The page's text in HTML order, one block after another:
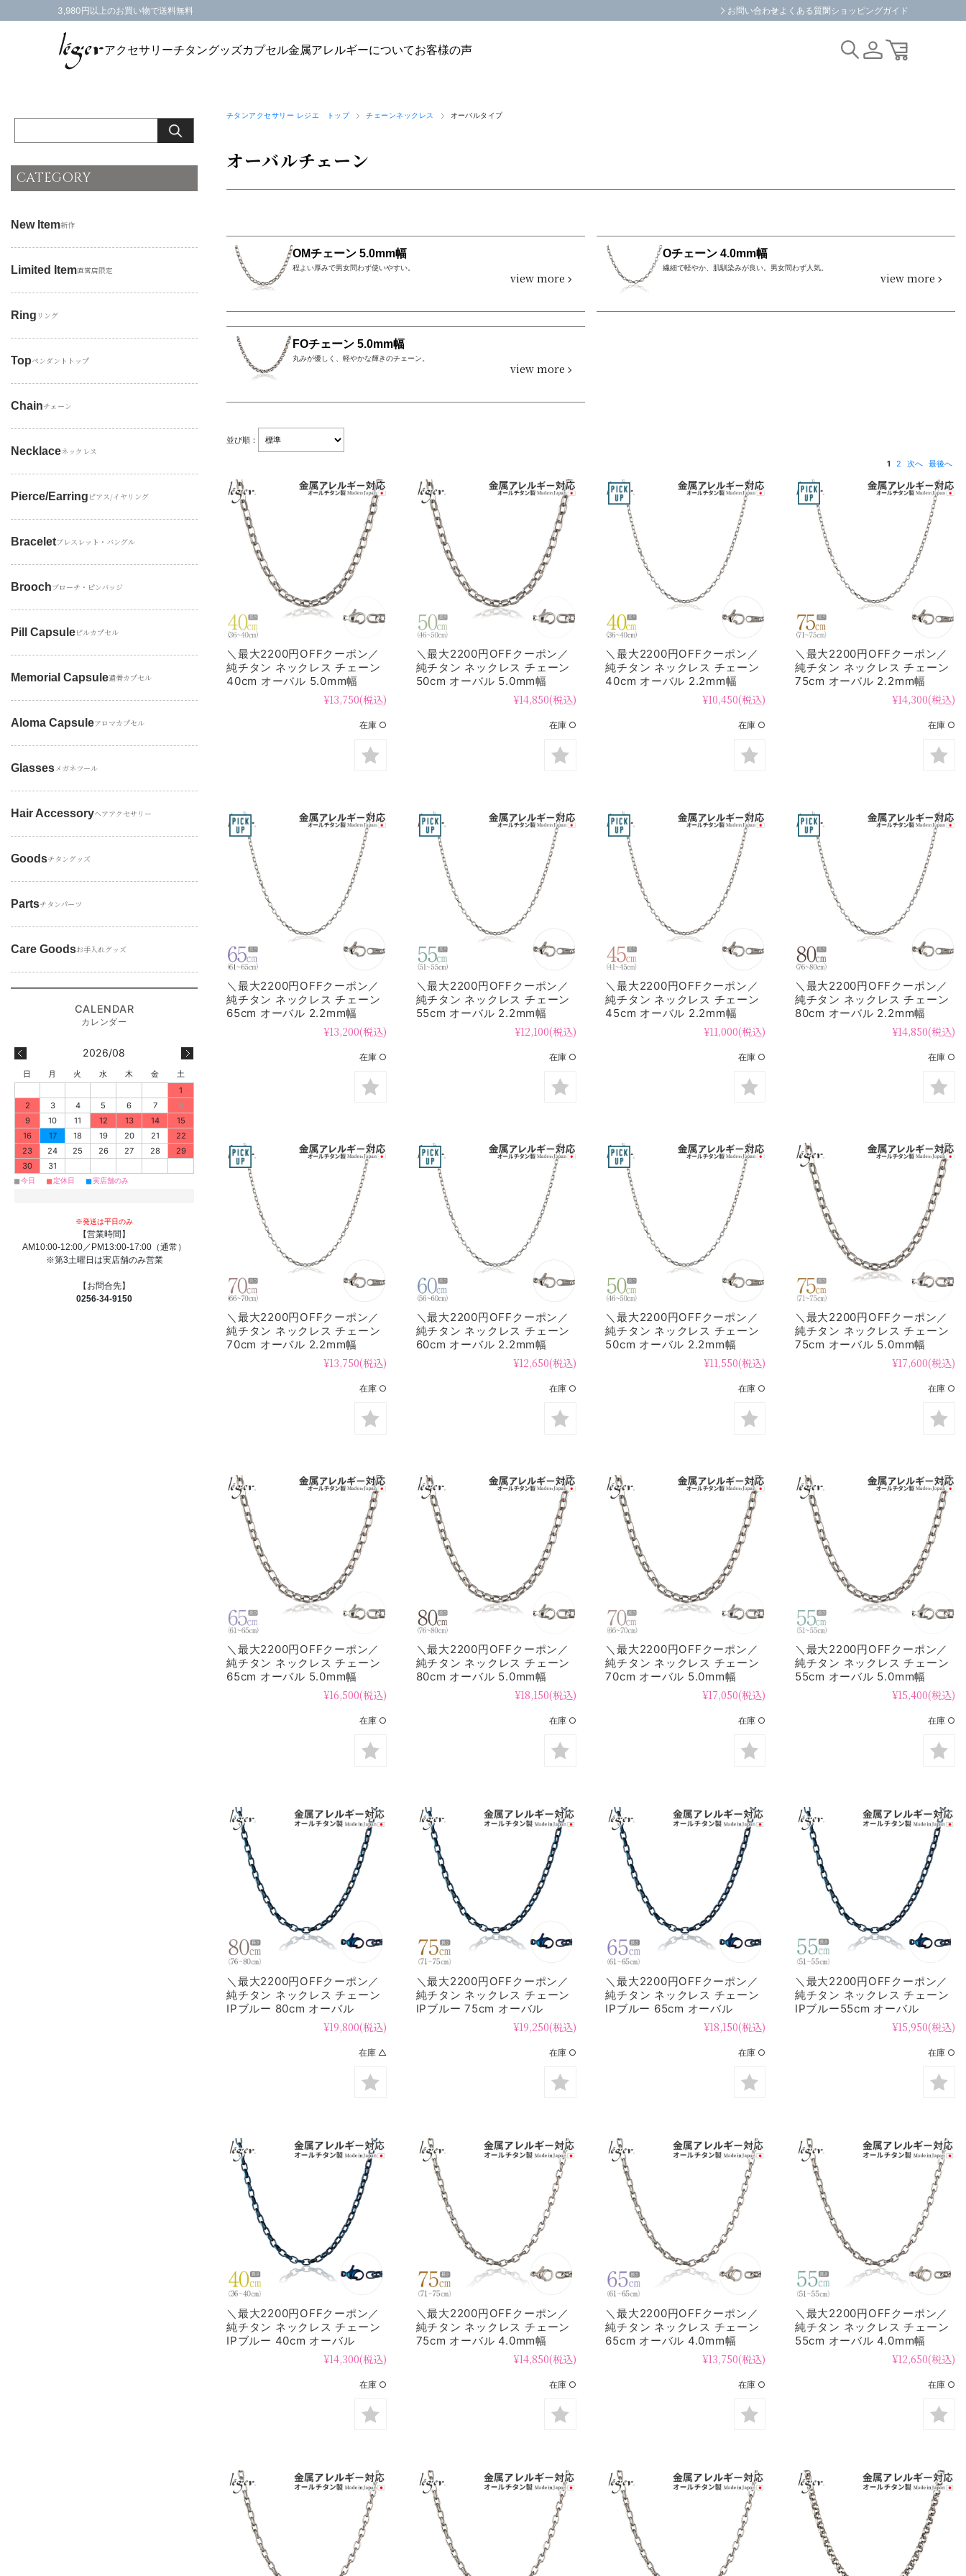
3,980円以上のお買い物で送料無料 お問い合わせ よくある質問ショッピングガイド
アクセサリーチタングッズカプセル金属アレルギーについてお客様の声
チタンアクセサリー レジエ トップ チェーンネックレス オーバルタイプ
オーバルチェーン
OMチェーン 5.0mm幅
程よい厚みで男女問わず使いやすい。
view more
Oチェーン 4.0mm幅
繊細で軽やか、肌馴染みが良い。男女問わず人気。
view more
FOチェーン 5.0mm幅
丸みが優しく、軽やかな輝きのチェーン。
view more
並び順：
1 2 次へ 最後へ
＼最大2200円OFFクーポン／
純チタン ネックレス チェーン
40cm オーバル 5.0mm幅
¥13,750(税込)
在庫 ○
＼最大2200円OFFクーポン／
純チタン ネックレス チェーン
50cm オーバル 5.0mm幅
¥14,850(税込)
在庫 ○
＼最大2200円OFFクーポン／
純チタン ネックレス チェーン
40cm オーバル 2.2mm幅
¥10,450(税込)
在庫 ○
＼最大2200円OFFクーポン／
純チタン ネックレス チェーン
75cm オーバル 2.2mm幅
¥14,300(税込)
在庫 ○
＼最大2200円OFFクーポン／
純チタン ネックレス チェーン
65cm オーバル 2.2mm幅
¥13,200(税込)
在庫 ○
＼最大2200円OFFクーポン／
純チタン ネックレス チェーン
55cm オーバル 2.2mm幅
¥12,100(税込)
在庫 ○
＼最大2200円OFFクーポン／
純チタン ネックレス チェーン
45cm オーバル 2.2mm幅
¥11,000(税込)
在庫 ○
＼最大2200円OFFクーポン／
純チタン ネックレス チェーン
80cm オーバル 2.2mm幅
¥14,850(税込)
在庫 ○
＼最大2200円OFFクーポン／
純チタン ネックレス チェーン
70cm オーバル 2.2mm幅
¥13,750(税込)
在庫 ○
＼最大2200円OFFクーポン／
純チタン ネックレス チェーン
60cm オーバル 2.2mm幅
¥12,650(税込)
在庫 ○
＼最大2200円OFFクーポン／
純チタン ネックレス チェーン
50cm オーバル 2.2mm幅
¥11,550(税込)
在庫 ○
＼最大2200円OFFクーポン／
純チタン ネックレス チェーン
75cm オーバル 5.0mm幅
¥17,600(税込)
在庫 ○
＼最大2200円OFFクーポン／
純チタン ネックレス チェーン
65cm オーバル 5.0mm幅
¥16,500(税込)
在庫 ○
＼最大2200円OFFクーポン／
純チタン ネックレス チェーン
80cm オーバル 5.0mm幅
¥18,150(税込)
在庫 ○
＼最大2200円OFFクーポン／
純チタン ネックレス チェーン
70cm オーバル 5.0mm幅
¥17,050(税込)
在庫 ○
＼最大2200円OFFクーポン／
純チタン ネックレス チェーン
55cm オーバル 5.0mm幅
¥15,400(税込)
在庫 ○
＼最大2200円OFFクーポン／
純チタン ネックレス チェーン
IPブルー 80cm オーバル
¥19,800(税込)
在庫 △
＼最大2200円OFFクーポン／
純チタン ネックレス チェーン
IPブルー 75cm オーバル
¥19,250(税込)
在庫 ○
＼最大2200円OFFクーポン／
純チタン ネックレス チェーン
IPブルー 65cm オーバル
¥18,150(税込)
在庫 ○
＼最大2200円OFFクーポン／
純チタン ネックレス チェーン
IPブルー55cm オーバル
¥15,950(税込)
在庫 ○
＼最大2200円OFFクーポン／
純チタン ネックレス チェーン
IPブルー 40cm オーバル
¥14,300(税込)
在庫 ○
＼最大2200円OFFクーポン／
純チタン ネックレス チェーン
75cm オーバル 4.0mm幅
¥14,850(税込)
在庫 ○
＼最大2200円OFFクーポン／
純チタン ネックレス チェーン
65cm オーバル 4.0mm幅
¥13,750(税込)
在庫 ○
＼最大2200円OFFクーポン／
純チタン ネックレス チェーン
55cm オーバル 4.0mm幅
¥12,650(税込)
在庫 ○
CATEGORY
New Item新作
Limited Item直営店限定
Ring リング
Topペンダントトップ
Chainチェーン
Necklaceネックレス
Pierce/earring ピアス/イヤリング
Braceletブレスレット・バングル
Broochブローチ・ピンバッジ
Pill Capsuleピルカプセル
Memorial Capsule遺骨カプセル
Aloma Capsuleアロマカプセル
Glassesメガネツール
Hair Accessoryヘアアクセサリー
Goodsチタングッズ
Partsチタンパーツ
Care Goodsお手入れグッズ
2026/08
日 月 火 水 木 金
土
1
2
3 4 5 6 7
8
9
10 11 12 13 14
15
16
17 18 19 20 21
22
23
24 25 26 27 28
29
30
31
■今日 ■定休日 ■実店舗のみ
※発送は平日のみ
【営業時間】
AM10:00-12:00／PM13:00-17:00（通常）
※第3土曜日は実店舗のみ営業
【お問合先】
0256-34-9150